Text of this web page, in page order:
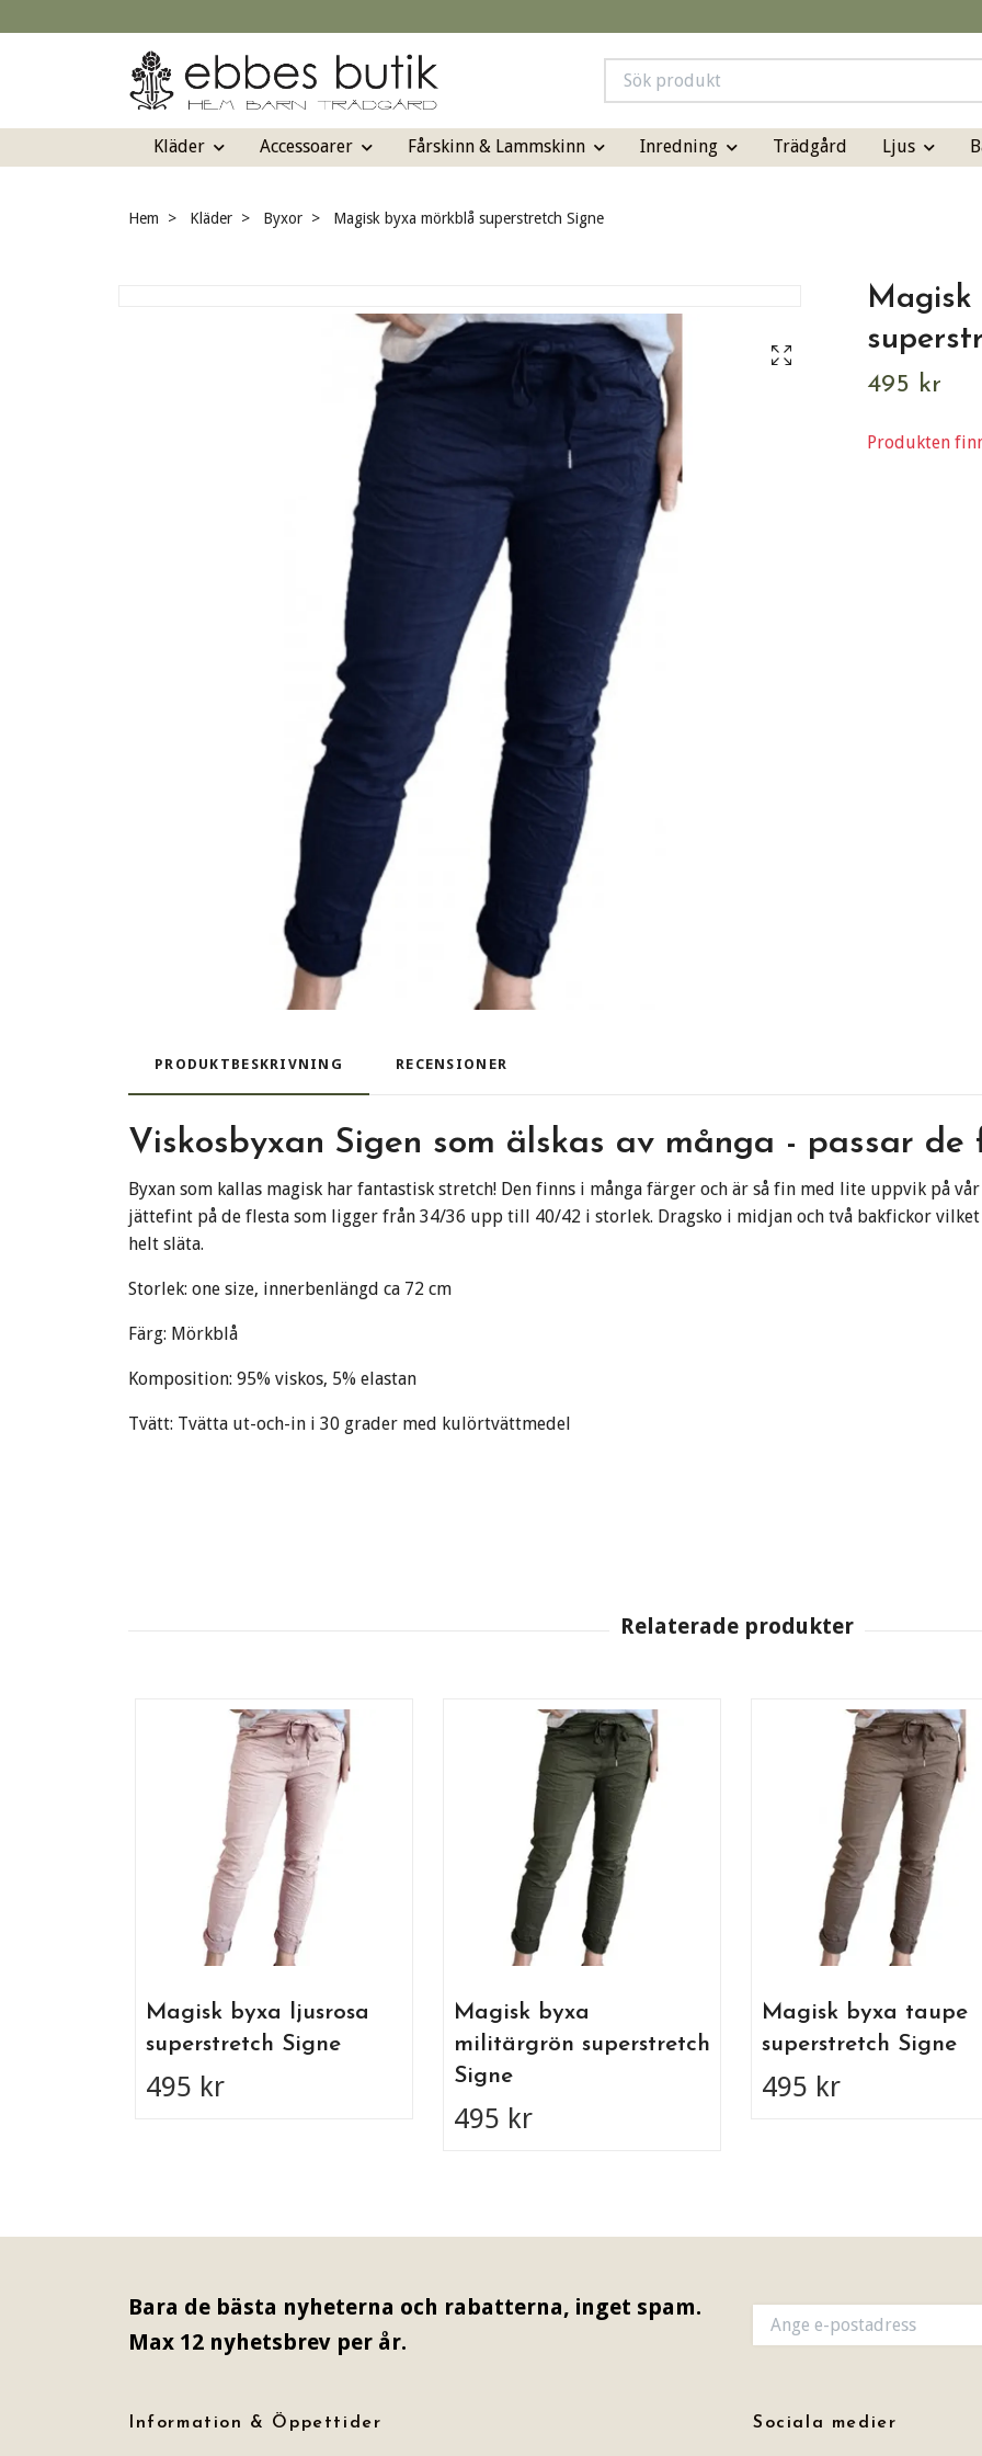
Kläder Accessoarer Fårskinn & Lammskinn Inredning Trädgård Ljus
Hem Kläder Byxor Magisk byxa mörkblå superstretch Signe
495 kr
Produkten
PRODUKTBESKRIVNING RECENSIONER
Viskosbyxan Sigen som älskas av många - passar
Byxan som kallas magisk har fantastisk stretch! Den finns i många färger och är så fin med lite uppvik på
jättefint på de flesta som ligger från 34/36 upp till 40/42 i storlek. Dragsko i midjan och två bakfickor
helt släta.
Storlek: one size, innerbenlängd ca 72 cm
Färg: Mörkblå
Komposition: 95% viskos, 5% elastan
Tvätt: Tvätta ut-och-in i 30 grader med kulörtvättmedel
Magisk byxa ljusrosa
superstretch Signe
495 kr
Magisk byxa
militärgrön superstretch
Signe
495 kr
Magisk byxa taupe
superstretch Signe
495 kr
Bara de bästa nyheterna och rabatterna, inget spam.
Max 12 nyhetsbrev per år.
Information & Öppettider Sociala medier